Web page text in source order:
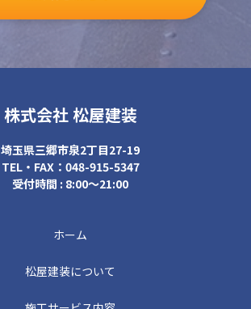
株式会社 松屋建装
埼玉県三郷市泉2丁目27-19
TEL・FAX：048-915-5347
受付時間 : 8:00～21:00
ホーム
松屋建装について